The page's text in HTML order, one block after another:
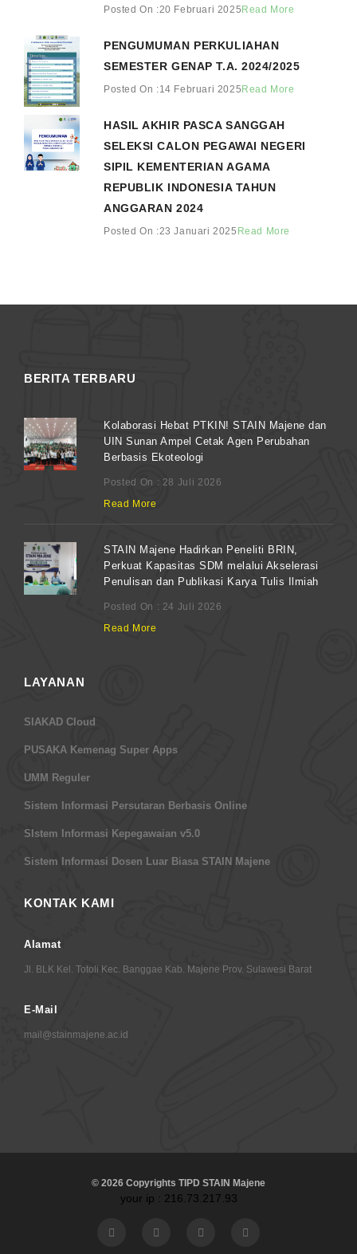
Posted On :20 Februari 2025 Read More
PENGUMUMAN PERKULIAHAN
SEMESTER GENAP T.A. 2024/2025
Posted On :14 Februari 2025 Read More
HASIL AKHIR PASCA SANGGAH
SELEKSI CALON PEGAWAI NEGERI
SIPIL KEMENTERIAN AGAMA
REPUBLIK INDONESIA TAHUN
ANGGARAN 2024
Posted On :23 Januari 2025 Read More
BERITA TERBARU
Kolaborasi Hebat PTKIN! STAIN Majene dan
UIN Sunan Ampel Cetak Agen Perubahan
Berbasis Ekoteologi
Posted On : 28 Juli 2026
Read More
STAIN Majene Hadirkan Peneliti BRIN,
Perkuat Kapasitas SDM melalui Akselerasi
Penulisan dan Publikasi Karya Tulis Ilmiah
Posted On : 24 Juli 2026
Read More
LAYANAN
SIAKAD Cloud
PUSAKA Kemenag Super Apps
UMM Reguler
Sistem Informasi Persutaran Berbasis Online
SIstem Informasi Kepegawaian v5.0
Sistem Informasi Dosen Luar Biasa STAIN Majene
KONTAK KAMI
Alamat
Jl. BLK Kel. Totoli Kec. Banggae Kab. Majene Prov. Sulawesi Barat
E-Mail
mail@stainmajene.ac.id
© 2026 Copyrights TIPD STAIN Majene
your ip : 216.73.217.93